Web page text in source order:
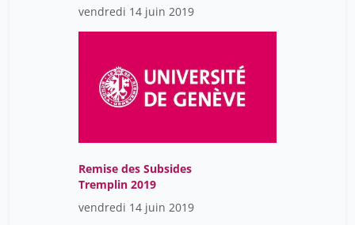
vendredi 14 juin 2019
Remise des Subsides
Tremplin 2019
vendredi 14 juin 2019